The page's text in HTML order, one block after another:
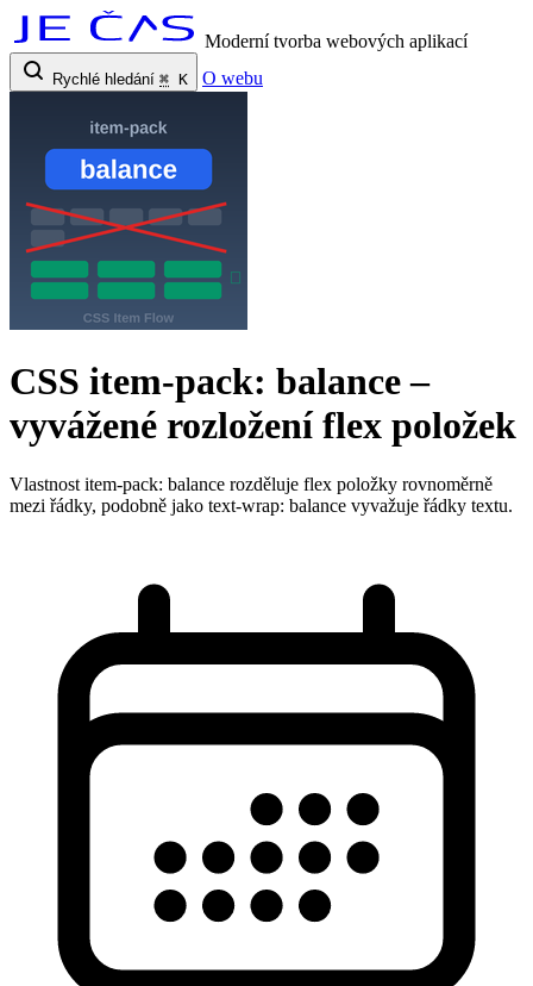
Moderní tvorba webových aplikací
Rychlé hledání ⌘ K O webu
CSS item-pack: balance –
vyvážené rozložení flex položek
Vlastnost item-pack: balance rozděluje flex položky rovnoměrně
mezi řádky, podobně jako text-wrap: balance vyvažuje řádky textu.